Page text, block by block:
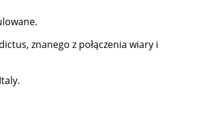
znanego z połączenia wiary i